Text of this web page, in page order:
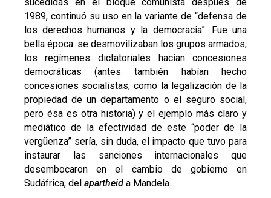
sucedidas en el bloque comunista después de
1989, continuó su uso en la variante de “defensa de
los derechos humanos y la democracia”. Fue una
bella época: se desmovilizaban los grupos armados,
los regímenes dictatoriales hacían concesiones
democráticas (antes también habían hecho
concesiones socialistas, como la legalización de la
propiedad de un departamento o el seguro social,
pero ésa es otra historia) y el ejemplo más claro y
mediático de la efectividad de este “poder de la
vergüenza” sería, sin duda, el impacto que tuvo para
instaurar las sanciones internacionales que
desembocaron en el cambio de gobierno en
Sudáfrica, del apartheida Mandela.